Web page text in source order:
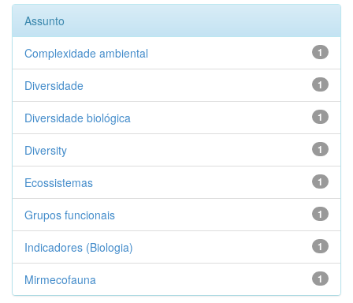
Assunto
1
Complexidade ambiental
1
Diversidade
1
Diversidade biológica
1
Diversity
1
Ecossistemas
1
Grupos funcionais
1
Indicadores (Biologia)
1
Mirmecofauna